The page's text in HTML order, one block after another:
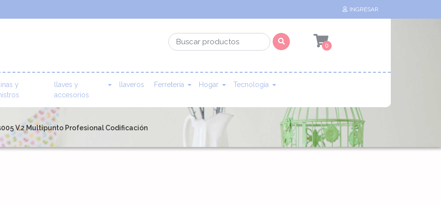
INGRESAR
0
y
llaves y
accesorios
llaveros Ferretería Hogar Tecnología
V.2 Multipunto Profesional Codificación